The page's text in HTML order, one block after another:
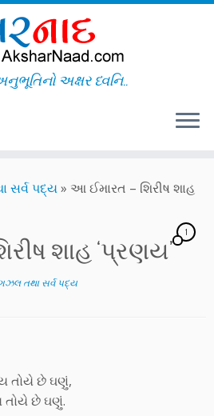
અક્ષર ધ્વનિ..
સર્વ પદ્ય» આ ઈમારત – શિરીષ શાહ
શાહ ‘પ્રણય’
1
ગઝલ તથા સર્વ પદ્ય
તોયે છે ઘણું,
તોયે છે ઘણું.